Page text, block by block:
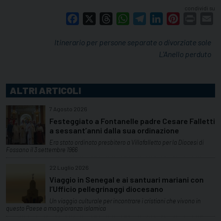
condividi su
Facebook ThreadsWhatsAppTelegramLinkedIn
Itinerario per persone separate o divorziate sole
L'Anello perduto
ALTRI ARTICOLI
7 Agosto 2026
Festeggiato a Fontanelle padre Cesare Falletti
a sessant’anni dalla sua ordinazione
Era stato ordinato presbitero a Villafalletto per la Diocesi di
Fossano il 3 settembre 1966
22 Luglio 2026
Viaggio in Senegal e ai santuari mariani con
l’Ufficio pellegrinaggi diocesano
Un viaggio culturale per incontrare i cristiani che vivono in
questo Paese a maggioranza islamica